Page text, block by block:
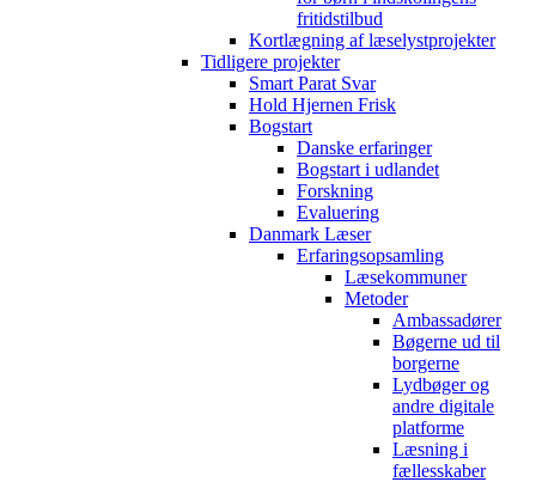
fritidstilbud
Kortlægning af læselystprojekter
Tidligere projekter
Smart Parat Svar
Hold Hjernen Frisk
Bogstart
Danske erfaringer
Bogstart i udlandet
Forskning
Evaluering
Danmark Læser
Erfaringsopsamling
Læsekommuner
Metoder
Ambassadører
Bøgerne ud til
borgerne
Lydbøger og
andre digitale
platforme
Læsning i
fællesskaber